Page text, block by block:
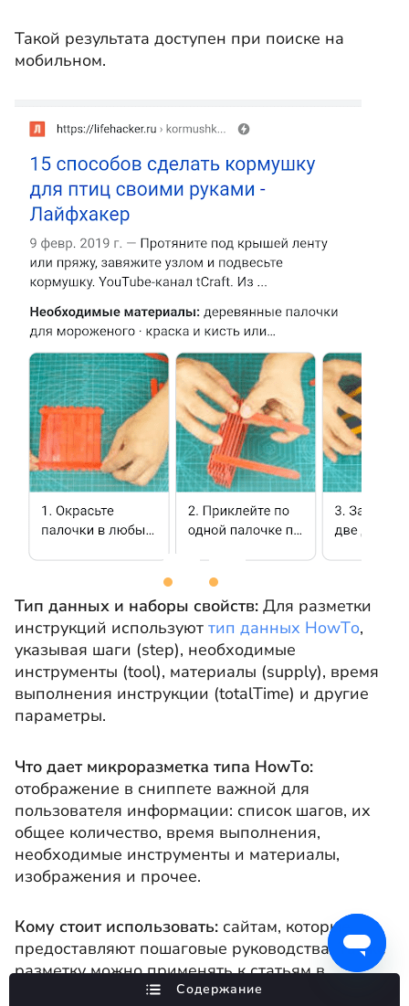
Такой результата доступен при поиске на
мобильном.
Тип данных и наборы свойств: Для разметки
инструкций используют тип данных HowТo,
указывая шаги (step), необходимые
инструменты (tool), материалы (supply), время
выполнения инструкции (totalTime) и другие
параметры.
Что дает микроразметка типа HowТo:
отображение в сниппете важной для
пользователя информации: список шагов, их
общее количество, время выполнения,
необходимые инструменты и материалы,
изображения и прочее.
Кому стоит использовать: сайтам, которые
предоставляют пошаговые руководства. Также
разметку можно применять к статьям в
формате how-to, включающим
Содержание